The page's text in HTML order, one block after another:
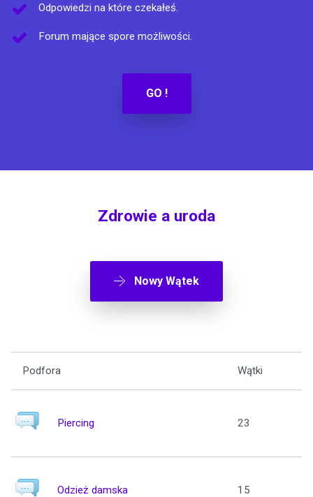
Odpowiedzi na które czekałeś.
Forum mające spore możliwości.
GO !
Zdrowie a uroda
Nowy Wątek
Podfora Wątki
Piercing 23
Odzież damska 15